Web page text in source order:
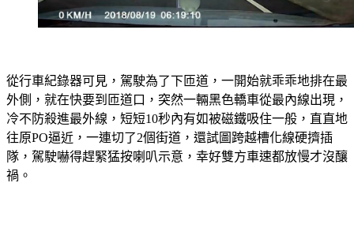
從行車紀錄器可見，駕駛為了下匝道，一開始就乖乖地排在最
外側，就在快要到匝道口，突然一輛黑色轎車從最內線出現，
冷不防殺進最外線，短短10秒內有如被磁鐵吸住一般，直直地
往原PO逼近，一連切了2個街道，還試圖跨越槽化線硬擠插
隊，駕駛嚇得趕緊猛按喇叭示意，幸好雙方車速都放慢才沒釀
禍。